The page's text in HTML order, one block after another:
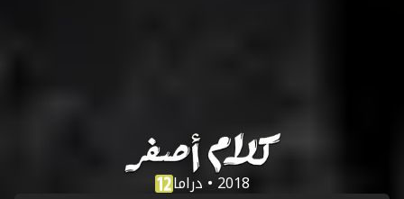
كلام اصفر
2018 • دراما